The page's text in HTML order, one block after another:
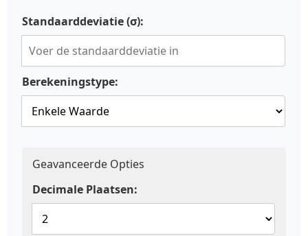
Standaarddeviatie (σ):
Berekeningstype:
Geavanceerde Opties
Decimale Plaatsen: